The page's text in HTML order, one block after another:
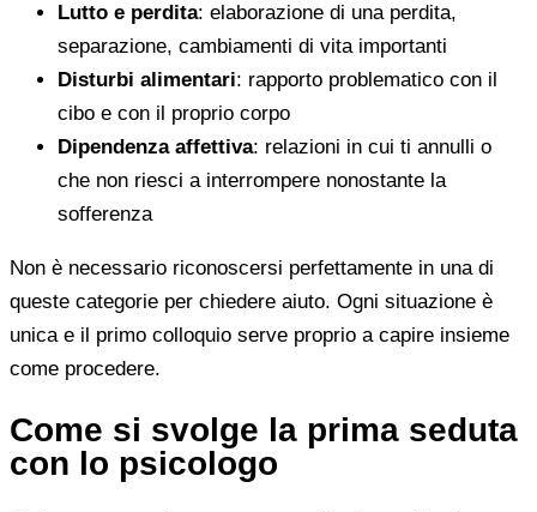
Lutto e perdita: elaborazione di una perdita,
separazione, cambiamenti di vita importanti
Disturbi alimentari: rapporto problematico con il
cibo e con il proprio corpo
Dipendenza affettiva: relazioni in cui ti annulli o
che non riesci a interrompere nonostante la
sofferenza
Non è necessario riconoscersi perfettamente in una di
queste categorie per chiedere aiuto. Ogni situazione è
unica e il primo colloquio serve proprio a capire insieme
come procedere.
Come si svolge la prima seduta
con lo psicologo